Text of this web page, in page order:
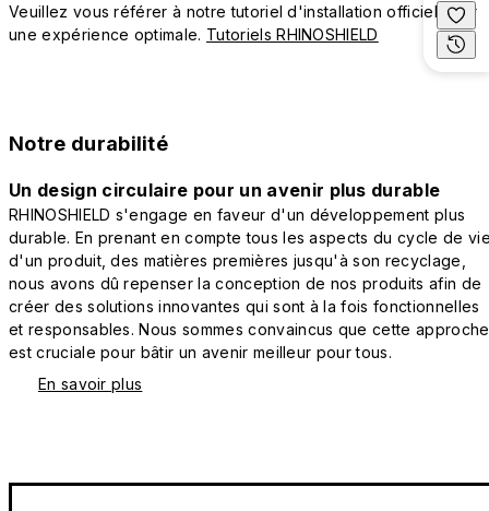
Veuillez vous référer à notre tutoriel d'installation officiel pour
une expérience optimale. Tutoriels RHINOSHIELD
Notre durabilité
Un design circulaire pour un avenir plus durable
RHINOSHIELD s'engage en faveur d'un développement plus
durable. En prenant en compte tous les aspects du cycle de
d'un produit, des matières premières jusqu'à son recyclage,
nous avons dû repenser la conception de nos produits afin de
créer des solutions innovantes qui sont à la fois fonctionnelles
et responsables. Nous sommes convaincus que cette approche
est cruciale pour bâtir un avenir meilleur pour tous.
En savoir plus